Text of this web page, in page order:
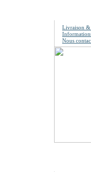
Livraison
Nous